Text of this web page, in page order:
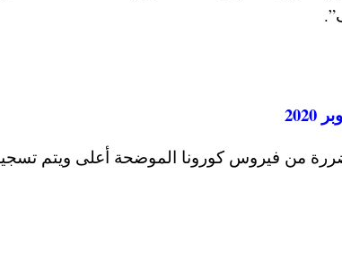
من فيروس كورونا الموضحة أعلى ويتم